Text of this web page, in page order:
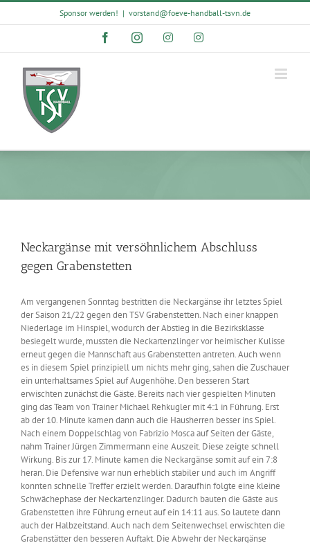
Skip
Sponsor werden! | vorstand@foeve-handball-tsvn.de
FacebookInstagramInstagramInstagram
Neckargänse mit versöhnlichem Abschluss
gegen Grabenstetten
Am vergangenen Sonntag bestritten die Neckargänse ihr letztes Spiel
der Saison 21/22 gegen den TSV Grabenstetten. Nach einer knappen
Niederlage im Hinspiel, wodurch der Abstieg in die Bezirksklasse
besiegelt wurde, mussten die Neckartenzlinger vor heimischer Kulisse
erneut gegen die Mannschaft aus Grabenstetten antreten. Auch wenn
es in diesem Spiel prinzipiell um nichts mehr ging, sahen die Zuschauer
ein unterhaltsames Spiel auf Augenhöhe. Den besseren Start
erwischten zunächst die Gäste. Bereits nach vier gespielten Minuten
ging das Team von Trainer Michael Rehkugler mit 4:1 in Führung. Erst
ab der 10. Minute kamen dann auch die Hausherren besser ins Spiel.
Nach einem Doppelschlag von Fabrizio Mosca auf Seiten der Gäste,
nahm Trainer Jürgen Zimmermann eine Auszeit. Diese zeigte schnell
Wirkung. Bis zur 17. Minute kamen die Neckargänse somit auf ein 7:8
heran. Die Defensive war nun erheblich stabiler und auch im Angriff
konnten schnelle Treffer erzielt werden. Daraufhin folgte eine kleine
Schwächephase der Neckartenzlinger. Dadurch bauten die Gäste aus
Grabenstetten ihre Führung erneut auf ein 14:11 aus. So lautete dann
auch der Halbzeitstand. Auch nach dem Seitenwechsel erwischten die
Grabenstätter den besseren Auftakt. Die Abwehr der Neckargänse